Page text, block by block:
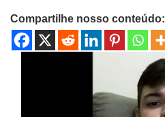
Compartilhe nosso conteúdo: